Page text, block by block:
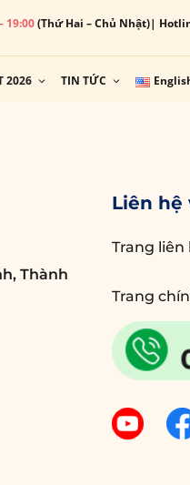
19:00(Thứ Hai – Chủ Nhật)|
2026 TIN TỨC
Thành
Liên hệ
Trang liên
Trang